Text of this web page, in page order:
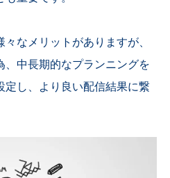
なメリットがありますが、
中長期的なプランニングを
し、より良い配信結果に繋